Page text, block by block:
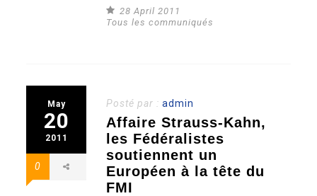
28 April 2011
Tous les communiqués
May
20
2011
0
Posté par :admin
Affaire Strauss-Kahn,
les Fédéralistes
soutiennent un
Européen à la tête du
FMI